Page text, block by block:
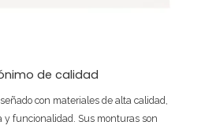
de calidad
con materiales de alta calidad,
y funcionalidad. Sus monturas son